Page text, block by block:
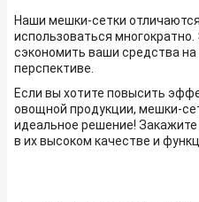
Наши мешки-сетки
использоваться
сэкономить ваши средства на
перспективе.
Если вы хотите повысить
овощной продукции, мешки-
идеальное решение!
в их высоком качестве и